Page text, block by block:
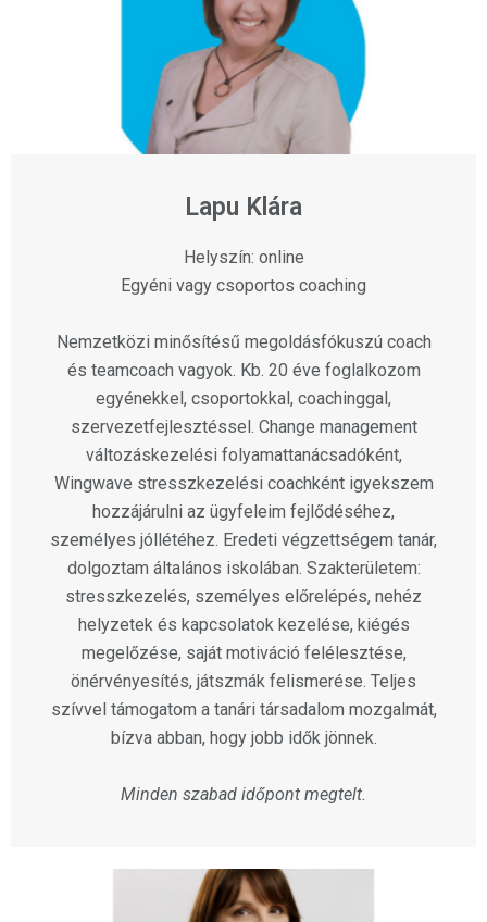
Lapu Klára
Helyszín: online
Egyéni vagy csoportos coaching
Nemzetközi minősítésű megoldásfókuszú coach
és teamcoach vagyok. Kb. 20 éve foglalkozom
egyénekkel, csoportokkal, coachinggal,
szervezetfejlesztéssel. Change management
változáskezelési folyamattanácsadóként,
Wingwave stresszkezelési coachként igyekszem
hozzájárulni az ügyfeleim fejlődéséhez,
személyes jóllétéhez. Eredeti végzettségem tanár,
dolgoztam általános iskolában. Szakterületem:
stresszkezelés, személyes előrelépés, nehéz
helyzetek és kapcsolatok kezelése, kiégés
megelőzése, saját motiváció felélesztése,
önérvényesítés, játszmák felismerése. Teljes
szívvel támogatom a tanári társadalom mozgalmát,
bízva abban, hogy jobb idők jönnek.
Minden szabad időpont megtelt.